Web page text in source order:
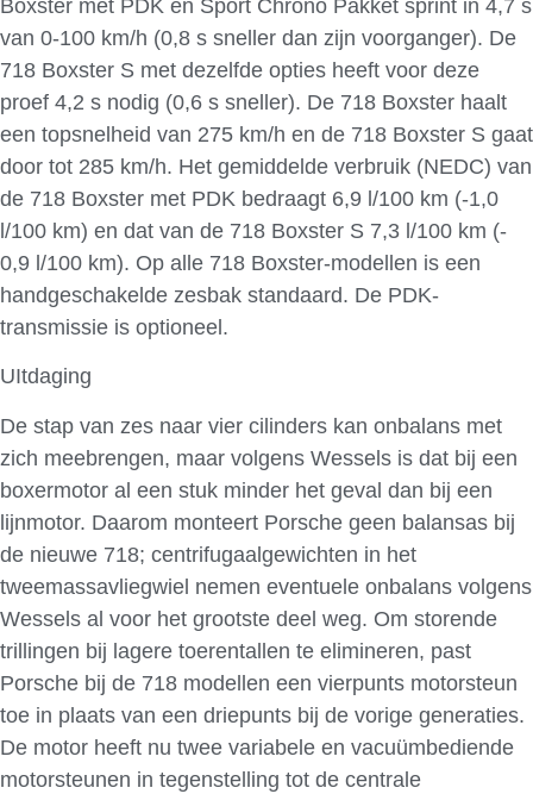
Boxster met PDK en Sport Chrono Pakket sprint in 4,7 s
van 0-100 km/h (0,8 s sneller dan zijn voorganger). De
718 Boxster S met dezelfde opties heeft voor deze
proef 4,2 s nodig (0,6 s sneller). De 718 Boxster haalt
een topsnelheid van 275 km/h en de 718 Boxster S gaat
door tot 285 km/h. Het gemiddelde verbruik (NEDC) van
de 718 Boxster met PDK bedraagt 6,9 l/100 km (-1,0
l/100 km) en dat van de 718 Boxster S 7,3 l/100 km (-
0,9 l/100 km). Op alle 718 Boxster-modellen is een
handgeschakelde zesbak standaard. De PDK-
transmissie is optioneel.
UItdaging
De stap van zes naar vier cilinders kan onbalans met
zich meebrengen, maar volgens Wessels is dat bij een
boxermotor al een stuk minder het geval dan bij een
lijnmotor. Daarom monteert Porsche geen balansas bij
de nieuwe 718; centrifugaalgewichten in het
tweemassavliegwiel nemen eventuele onbalans volgens
Wessels al voor het grootste deel weg. Om storende
trillingen bij lagere toerentallen te elimineren, past
Porsche bij de 718 modellen een vierpunts motorsteun
toe in plaats van een driepunts bij de vorige generaties.
De motor heeft nu twee variabele en vacuümbediende
motorsteunen in tegenstelling tot de centrale